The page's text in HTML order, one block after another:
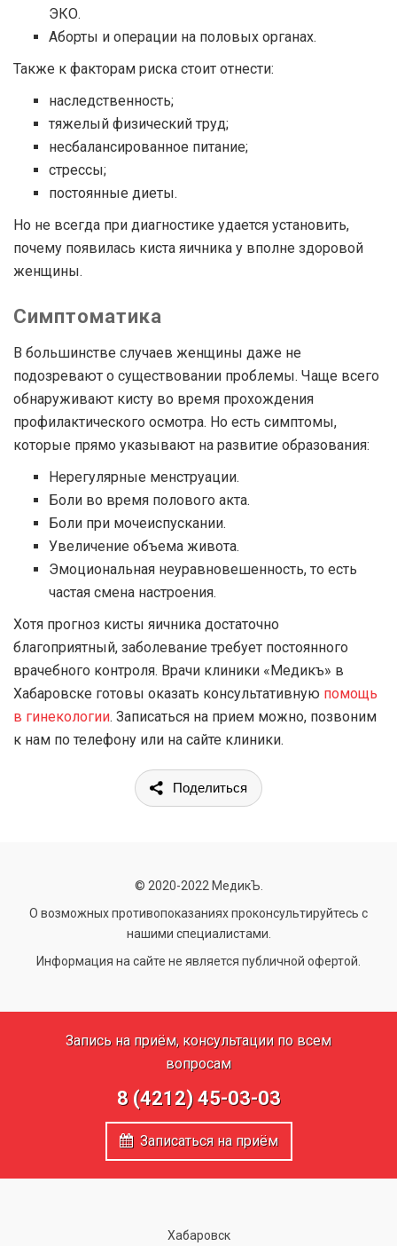
ЭКО.
Аборты и операции на половых органах.
Также к факторам риска стоит отнести:
наследственность;
тяжелый физический труд;
несбалансированное питание;
стрессы;
постоянные диеты.
Но не всегда при диагностике удается установить,
почему появилась киста яичника у вполне здоровой
женщины.
Симптоматика
В большинстве случаев женщины даже не
подозревают о существовании проблемы. Чаще всего
обнаруживают кисту во время прохождения
профилактического осмотра. Но есть симптомы,
которые прямо указывают на развитие образования:
Нерегулярные менструации.
Боли во время полового акта.
Боли при мочеиспускании.
Увеличение объема живота.
Эмоциональная неуравновешенность, то есть
частая смена настроения.
Хотя прогноз кисты яичника достаточно
благоприятный, заболевание требует постоянного
врачебного контроля. Врачи клиники «Медикъ» в
Хабаровске готовы оказать консультативную помощь
в гинекологии. Записаться на прием можно, позвоним
к нам по телефону или на сайте клиники.
Поделиться
© 2020-2022 МедикЪ.
О возможных противопоказаниях проконсультируйтесь с
нашими специалистами.
Информация на сайте не является публичной офертой.
Запись на приём, консультации по всем
вопросам
8 (4212) 45-03-03
Записаться на приём
Хабаровск